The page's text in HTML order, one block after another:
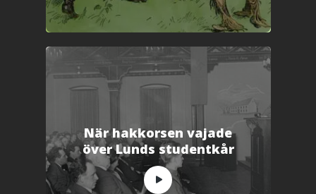
När hakkorsen vajade
över Lunds studentkår